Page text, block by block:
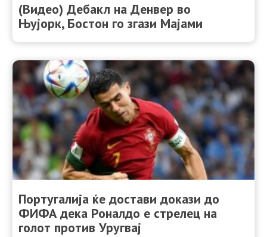
(Видео) Дебакл на Денвер во
Њујорк, Бостон го згази Мајами
Португалија ќе достави докази до
ФИФА дека Роналдо е стрелец на
голот против Уругвај